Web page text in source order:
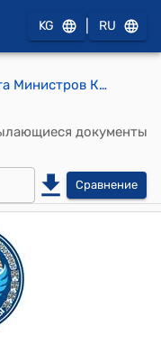
KG RU
Постановление Кабинета Министров Кыргызской Республики от 17 апреля 2023 года № 201 "О мерах по проектированию, строительству, реконструкции, реабилитации, капитальному ремонту внутриаэропортовых дорог, элементов аэродрома (искусственной взлетно-посадочной полосы, рулежной дорожки и перрона) аэропортов Кыргызской Республики"
документы
Сравнение